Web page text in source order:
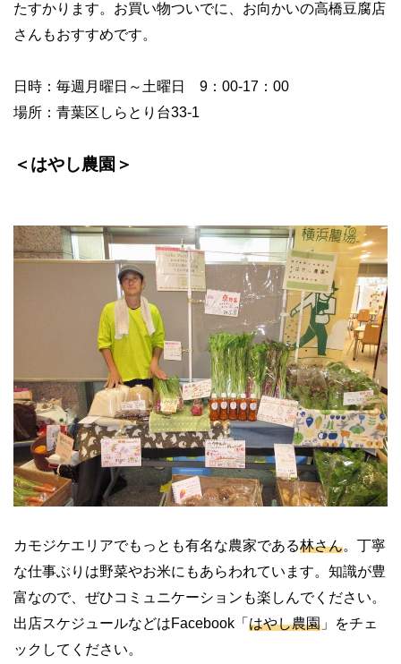
たすかります。お買い物ついでに、お向かいの高橋豆腐店
さんもおすすめです。
日時：毎週月曜日～土曜日 9 ： 00-17 ： 00
場所：青葉区しらとり台33-1
＜はやし農園＞
カモジケエリアでもっとも有名な農家である林さん。丁寧
な仕事ぶりは野菜やお米にもあらわれています。知識が豊
富なので、ぜひコミュニケーションも楽しんでください。
出店スケジュールなどはFacebook 「 はやし農園 」をチェ
ックしてください。